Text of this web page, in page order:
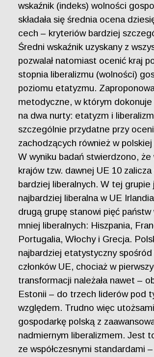
wskaźnik (indeks) wolności
składała się średnia ocena
cech – kryteriów bardziej
Średni wskaźnik uzyskany z
pozwalał natomiast ocenić kraj
stopnia liberalizmu (wolności)
poziomu etatyzmu.
metodyczne, w którym dokonuje
na dwa nurty: etatyzm i
szczególnie przydatne przy
zachodzących również w
W wyniku badań stwierdzono, że
krajów tzw. dawnej UE 10
bardziej liberalnych. W tej
najbardziej liberalna w UE
drugą grupę stanowi pięć państw
mniej liberalnych: Hiszpania,
Portugalia, Włochy i Grecja.
najbardziej etatystyczny spośród
członków UE, chociaż w
transformacji należała nawet –
Estonii – do trzech liderów pod
względem. Trudno więc
gospodarkę polską z
nadmiernym liberalizmem. Jest
ze współczesnymi standardami